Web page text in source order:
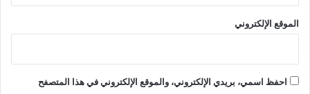
الموقع الإلكتروني
احفظ اسمي، بريدي الإلكتروني، والموقع الإلكتروني في هذا المتصفح